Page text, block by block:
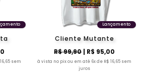
sem
Lançamento
Cliente Mutante
R$ 99,90| R$ 95,00
à vista no pix ou em até 6x de R$ 16,65 sem
juros